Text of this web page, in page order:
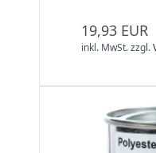
19,93 EUR
inkl. MwSt.zzgl.